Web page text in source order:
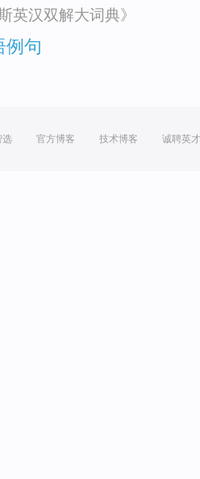
英汉双解大词典》
例句
选 官方博客 技术博客 诚聘英才